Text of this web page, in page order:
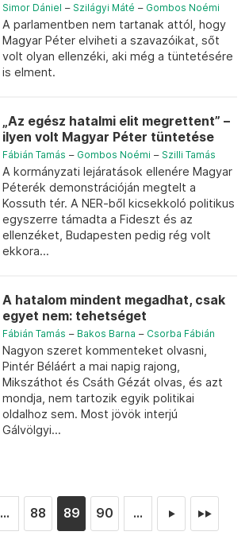
Simor Dániel – Szilágyi Máté – Gombos Noémi
A parlamentben nem tartanak attól, hogy
Magyar Péter elviheti a szavazóikat, sőt
volt olyan ellenzéki, aki még a tüntetésére
is elment.
„Az egész hatalmi elit megrettent” –
ilyen volt Magyar Péter tüntetése
Fábián Tamás – Gombos Noémi – Szilli Tamás
A kormányzati lejáratások ellenére Magyar
Péterék demonstrációján megtelt a
Kossuth tér. A NER-ből kicsekkoló politikus
egyszerre támadta a Fideszt és az
ellenzéket, Budapesten pedig rég volt
ekkora...
A hatalom mindent megadhat, csak
egyet nem: tehetséget
Fábián Tamás – Bakos Barna – Csorba Fábián
Nagyon szeret kommenteket olvasni,
Pintér Béláért a mai napig rajong,
Mikszáthot és Csáth Gézát olvas, és azt
mondja, nem tartozik egyik politikai
oldalhoz sem. Most jövök interjú
Gálvölgyi...
... 88 89 90 ... ► ►►